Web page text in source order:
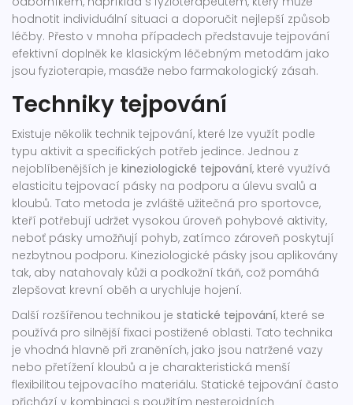
hodnotit individuální situaci a doporučit nejlepší způsob
léčby. Přesto v mnoha případech představuje tejpování
efektivní doplněk ke klasickým léčebným metodám jako
jsou fyzioterapie, masáže nebo farmakologický zásah.
Techniky tejpování
Existuje několik technik tejpování, které lze využít podle
typu aktivit a specifických potřeb jedince. Jednou z
nejoblíbenějších je kineziologické tejpování, které využívá
elasticitu tejpovací pásky na podporu a úlevu svalů a
kloubů. Tato metoda je zvláště užitečná pro sportovce,
kteří potřebují udržet vysokou úroveň pohybové aktivity,
neboť pásky umožňují pohyb, zatímco zároveň poskytují
nezbytnou podporu. Kineziologické pásky jsou aplikovány
tak, aby natahovaly kůži a podkožní tkáň, což pomáhá
zlepšovat krevní oběh a urychluje hojení.
Další rozšířenou technikou je statické tejpování, které se
používá pro silnější fixaci postižené oblasti. Tato technika
je vhodná hlavně při zraněních, jako jsou natržené vazy
nebo přetížení kloubů a je charakteristická menší
flexibilitou tejpovacího materiálu. Statické tejpování často